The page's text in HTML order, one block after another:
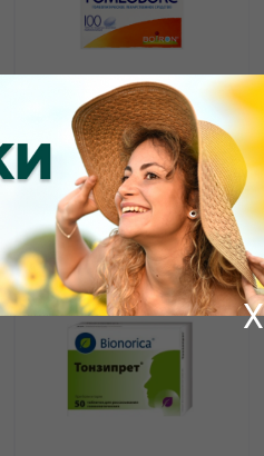
955.00₽
Гомеовокс таблетки
покрытые оболочкой
гомеопатические №100
X